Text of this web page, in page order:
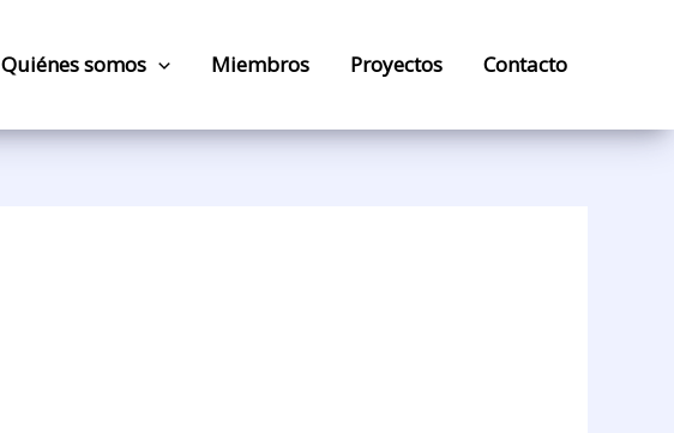
Quiénes somos Miembros Proyectos Contacto